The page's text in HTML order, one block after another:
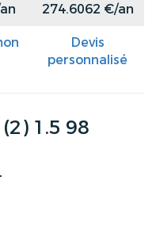
274.6062 €/an
Devis
personnalisé
1.5 98